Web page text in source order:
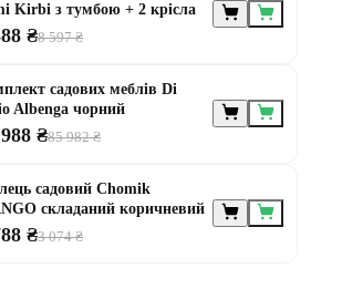
Kirbi з тумбою + 2 крісла
₴8 597 ₴
садових меблів Di
Albenga чорний
₴85 982 ₴
садовий Chomik
складаний коричневий
₴3 074 ₴